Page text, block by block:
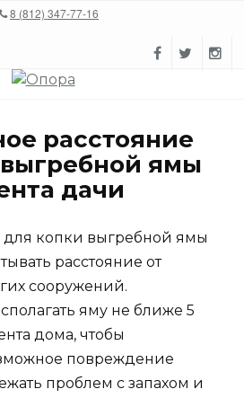
8 (812) 347-77-16
расстояние
ямы
дачи
копки выгребной ямы
расстояние от
сооружений.
яму не ближе 5
дома, чтобы
повреждение
проблем с запахом и